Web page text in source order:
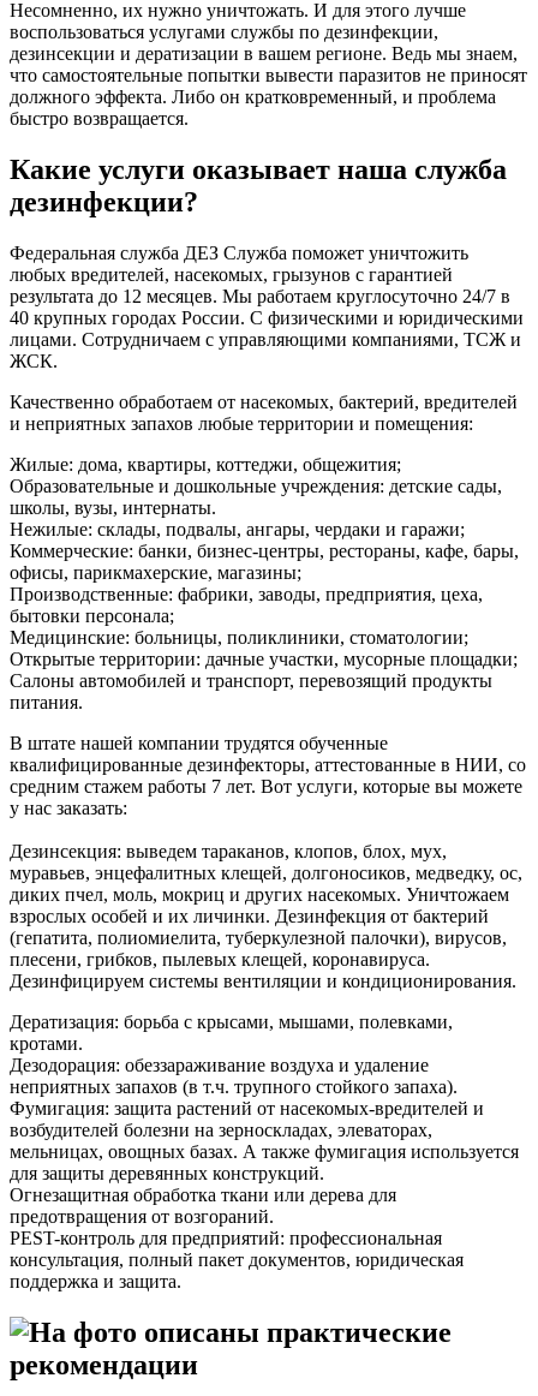
Несомненно, их нужно уничтожать. И для этого лучше
воспользоваться услугами службы по дезинфекции,
дезинсекции и дератизации в вашем регионе. Ведь мы знаем,
что самостоятельные попытки вывести паразитов не приносят
должного эффекта. Либо он кратковременный, и проблема
быстро возвращается.
Какие услуги оказывает наша служба
дезинфекции?
Федеральная служба ДЕЗ Служба поможет уничтожить
любых вредителей, насекомых, грызунов с гарантией
результата до 12 месяцев. Мы работаем круглосуточно 24/7 в
40 крупных городах России. С физическими и юридическими
лицами. Сотрудничаем с управляющими компаниями, ТСЖ и
ЖСК.
Качественно обработаем от насекомых, бактерий, вредителей
и неприятных запахов любые территории и помещения:
Жилые: дома, квартиры, коттеджи, общежития;
Образовательные и дошкольные учреждения: детские сады,
школы, вузы, интернаты.
Нежилые: склады, подвалы, ангары, чердаки и гаражи;
Коммерческие: банки, бизнес-центры, рестораны, кафе, бары,
офисы, парикмахерские, магазины;
Производственные: фабрики, заводы, предприятия, цеха,
бытовки персонала;
Медицинские: больницы, поликлиники, стоматологии;
Открытые территории: дачные участки, мусорные площадки;
Салоны автомобилей и транспорт, перевозящий продукты
питания.
В штате нашей компании трудятся обученные
квалифицированные дезинфекторы, аттестованные в НИИ, со
средним стажем работы 7 лет. Вот услуги, которые вы можете
у нас заказать:
Дезинсекция: выведем тараканов, клопов, блох, мух,
муравьев, энцефалитных клещей, долгоносиков, медведку, ос,
диких пчел, моль, мокриц и других насекомых. Уничтожаем
взрослых особей и их личинки. Дезинфекция от бактерий
(гепатита, полиомиелита, туберкулезной палочки), вирусов,
плесени, грибков, пылевых клещей, коронавируса.
Дезинфицируем системы вентиляции и кондиционирования.
Дератизация: борьба с крысами, мышами, полевками,
кротами.
Дезодорация: обеззараживание воздуха и удаление
неприятных запахов (в т.ч. трупного стойкого запаха).
Фумигация: защита растений от насекомых-вредителей и
возбудителей болезни на зерноскладах, элеваторах,
мельницах, овощных базах. А также фумигация используется
для защиты деревянных конструкций.
Огнезащитная обработка ткани или дерева для
предотвращения от возгораний.
PEST-контроль для предприятий: профессиональная
консультация, полный пакет документов, юридическая
поддержка и защита.